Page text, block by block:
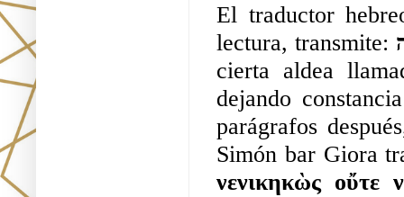
El traductor
lectura, transmite:
cierta aldea
dejando
parágrafos
Simón bar Giora
νενικηκὼς οὔτε